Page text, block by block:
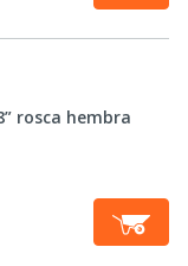
rosca hembra